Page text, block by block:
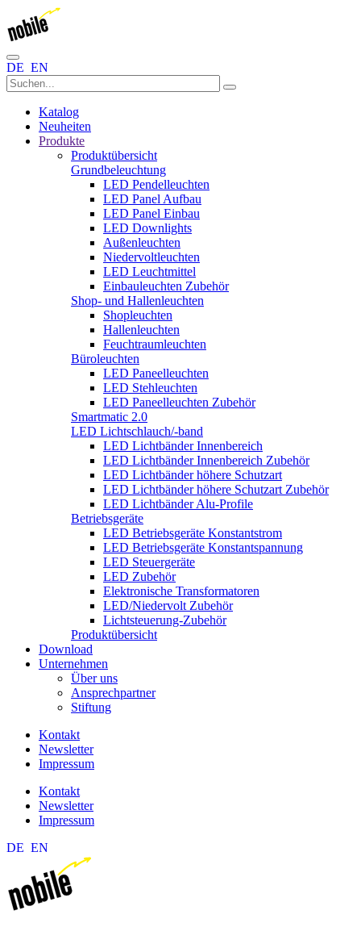
DE EN
Katalog
Neuheiten
Produkte
Produktübersicht
Grundbeleuchtung
LED Pendelleuchten
LED Panel Aufbau
LED Panel Einbau
LED Downlights
Außenleuchten
Niedervoltleuchten
LED Leuchtmittel
Einbauleuchten Zubehör
Shop- und Hallenleuchten
Shopleuchten
Hallenleuchten
Feuchtraumleuchten
Büroleuchten
LED Paneelleuchten
LED Stehleuchten
LED Paneelleuchten Zubehör
Smartmatic 2.0
LED Lichtschlauch/-band
LED Lichtbänder Innenbereich
LED Lichtbänder Innenbereich Zubehör
LED Lichtbänder höhere Schutzart
LED Lichtbänder höhere Schutzart Zubehör
LED Lichtbänder Alu-Profile
Betriebsgeräte
LED Betriebsgeräte Konstantstrom
LED Betriebsgeräte Konstantspannung
LED Steuergeräte
LED Zubehör
Elektronische Transformatoren
LED/Niedervolt Zubehör
Lichtsteuerung-Zubehör
Produktübersicht
Download
Unternehmen
Über uns
Ansprechpartner
Stiftung
Kontakt
Newsletter
Impressum
Kontakt
Newsletter
Impressum
DE EN